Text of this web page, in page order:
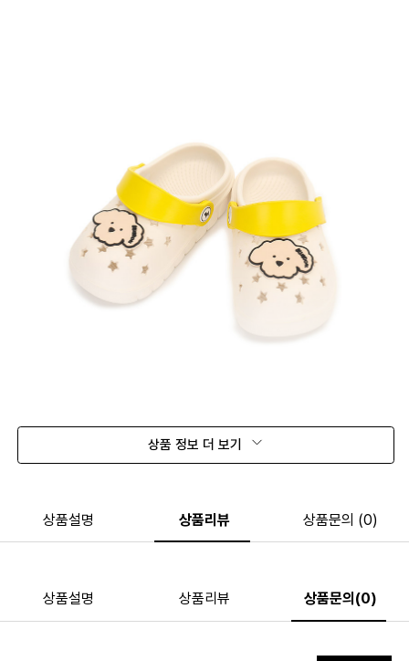
상품 정보 더 보기
상품설명 상품리뷰 상품문의 (0)
상품설명 상품리뷰 상품문의(0)